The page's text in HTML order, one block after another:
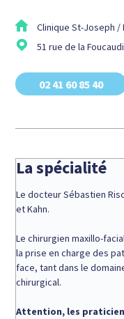
Clinique St-Joseph
51 rue de la
02 41 60 85 40
La spécialité
Le docteur Sébastien
et Kahn.
Le chirurgien maxillo-
la prise en charge des
face, tant dans le
chirurgical.
Attention, les